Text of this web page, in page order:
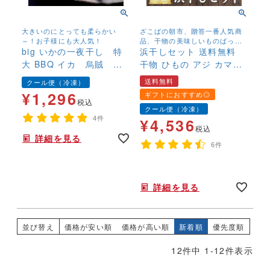
大きいのにとっても柔らかい
～！お子様にも大人気！
big いかの一夜干し 特
大 BBQ イカ 烏賊 お
つまみ 酒の肴 干物
クール便（冷凍）
¥1,296税込
4件
詳細を見る
ざこばの朝市、贈答一番人気商
品、干物の美味しいものばっか
りを集めました。
浜干しセット 送料無料
干物 ひもの アジ カマス
カレイ うるめ丸干し 紅
鮭
送料無料
ギフトにおすすめ◎
クール便（冷凍）
¥4,536税込
6件
詳細を見る
並び替え 価格が安い順 価格が高い順 新着順 優先度順
12件中 1 -12件表示